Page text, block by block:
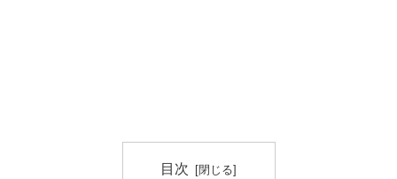
目次